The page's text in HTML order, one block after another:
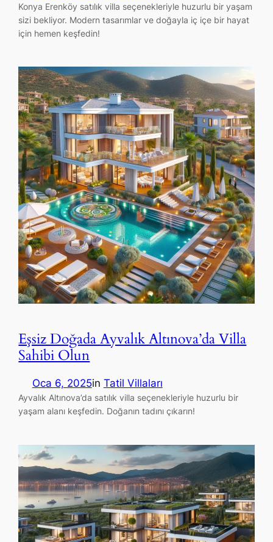
Konya Erenköy satılık villa seçenekleriyle huzurlu bir yaşam
sizi bekliyor. Modern tasarımlar ve doğayla iç içe bir hayat
için hemen keşfedin!
Eşsiz Doğada Ayvalık Altınova’da Villa
Sahibi Olun
Oca 6, 2025in Tatil Villaları
Ayvalık Altınova’da satılık villa seçenekleriyle huzurlu bir
yaşam alanı keşfedin. Doğanın tadını çıkarın!